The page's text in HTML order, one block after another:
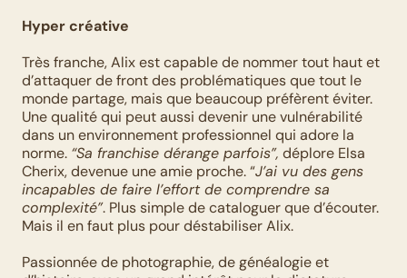
Hyper créative
Très franche, Alix est capable de nommer tout haut et
d’attaquer de front des problématiques que tout le
monde partage, mais que beaucoup préfèrent éviter.
Une qualité qui peut aussi devenir une vulnérabilité
dans un environnement professionnel qui adore la
norme. “Sa franchise dérange parfois”, déplore Elsa
Cherix, devenue une amie proche. “J’ai vu des gens
incapables de faire l’effort de comprendre sa
complexité”. Plus simple de cataloguer que d’écouter.
Mais il en faut plus pour déstabiliser Alix.
Passionnée de photographie, de généalogie et